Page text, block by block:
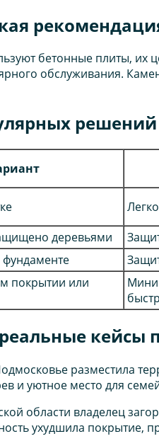
бетонные плиты, их
обслуживания.
деревьями
покрытии или
кейсы
разместила
и уютное место для
области владелец
ухудшила покрытие,